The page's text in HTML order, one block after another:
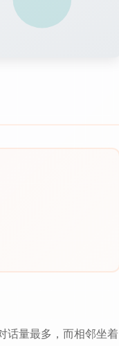
话量最多，而相邻坐着